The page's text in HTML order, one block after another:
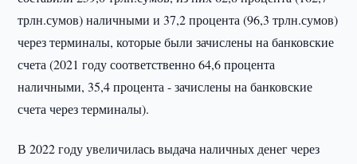
трлн.сумов) наличными и 37,2 процента (96,3 трлн.сумов)
через терминалы, которые были зачислены на банковские
счета (2021 году соответственно 64,6 процента
наличными, 35,4 процента - зачислены на банковские
счета через терминалы).
В 2022 году увеличилась выдача наличных денег через